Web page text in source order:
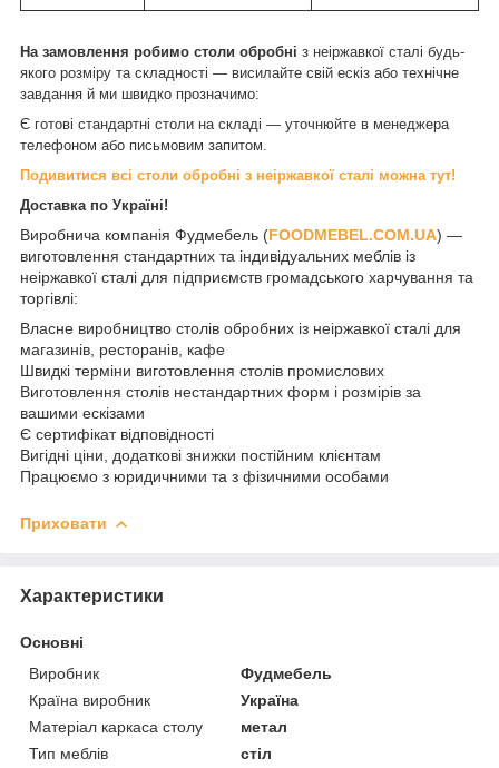
На замовлення робимо столи обробні з неіржавкої сталі будь-
якого розміру та складності — висилайте свій ескіз або технічне
завдання й ми швидко прозначимо:
Є готові стандартні столи на складі — уточнюйте в менеджера
телефоном або письмовим запитом.
Подивитися всі столи обробні з неіржавкої сталі можна тут!
Доставка по Україні!
Виробнича компанія Фудмебель (FOODMEBEL.СOM.UA) —
виготовлення стандартних та індивідуальних меблів із
неіржавкої сталі для підприємств громадського харчування та
торгівлі:
Власне виробництво столів обробних із неіржавкої сталі для
магазинів, ресторанів, кафе
Швидкі терміни виготовлення столів промислових
Виготовлення столів нестандартних форм і розмірів за
вашими ескізами
Є сертифікат відповідності
Вигідні ціни, додаткові знижки постійним клієнтам
Працюємо з юридичними та з фізичними особами
Приховати
Характеристики
Основні
Виробник
Фудмебель
Країна виробник
Україна
Матеріал каркаса столу
метал
Тип меблів
стіл